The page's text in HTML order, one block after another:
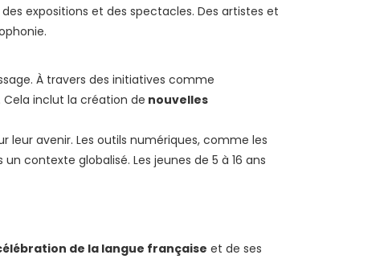
expositions et des spectacles. Des artistes et
À travers des initiatives comme
inclut la création de nouvelles
leur avenir. Les outils numériques, comme les
contexte globalisé. Les jeunes de 5 à 16 ans
de la langue française et de ses